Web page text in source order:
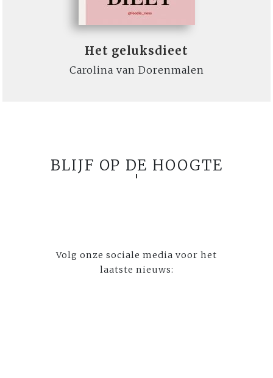
Het geluksdieet
Carolina van Dorenmalen
BLIJF OP DE HOOGTE
Volg onze sociale media voor het
laatste nieuws: